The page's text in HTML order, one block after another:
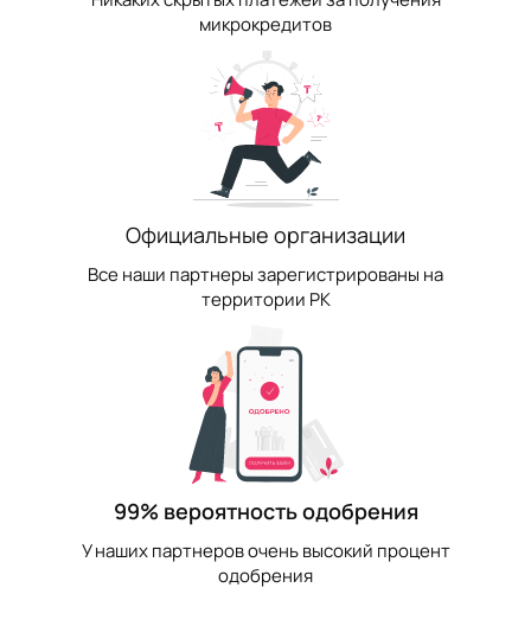
микрокредитов
Официальные организации
Все наши партнеры зарегистрированы на
территории РК
99% вероятность одобрения
У наших партнеров очень высокий процент
одобрения